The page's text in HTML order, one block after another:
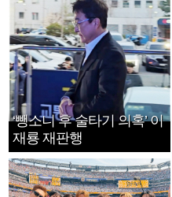
‘뺑소니 후 술타기 의혹’ 이
재룡 재판행